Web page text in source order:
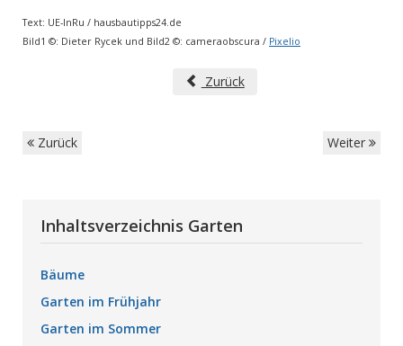
Text: UE-InRu / hausbautipps24.de
Bild1 ©: Dieter Rycek und Bild2 ©: cameraobscura / Pixelio
Zurück
Zurück Weiter
Inhaltsverzeichnis Garten
Bäume
Garten im Frühjahr
Garten im Sommer